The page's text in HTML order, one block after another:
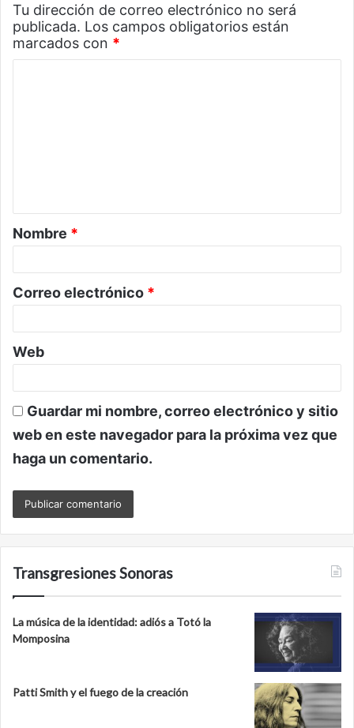
Tu dirección de correo electrónico no será
publicada. Los campos obligatorios están
marcados con *
a
r
o
*
Nombre *
Correo electrónico *
Web
Guardar mi nombre, correo electrónico y sitio
web en este navegador para la próxima vez que
haga un comentario.
Transgresiones Sonoras
La música de la identidad: adiós a Totó la
Momposina
Patti Smith y el fuego de la creación